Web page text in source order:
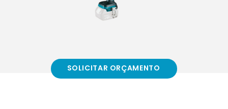
SOLICITAR ORÇAMENTO